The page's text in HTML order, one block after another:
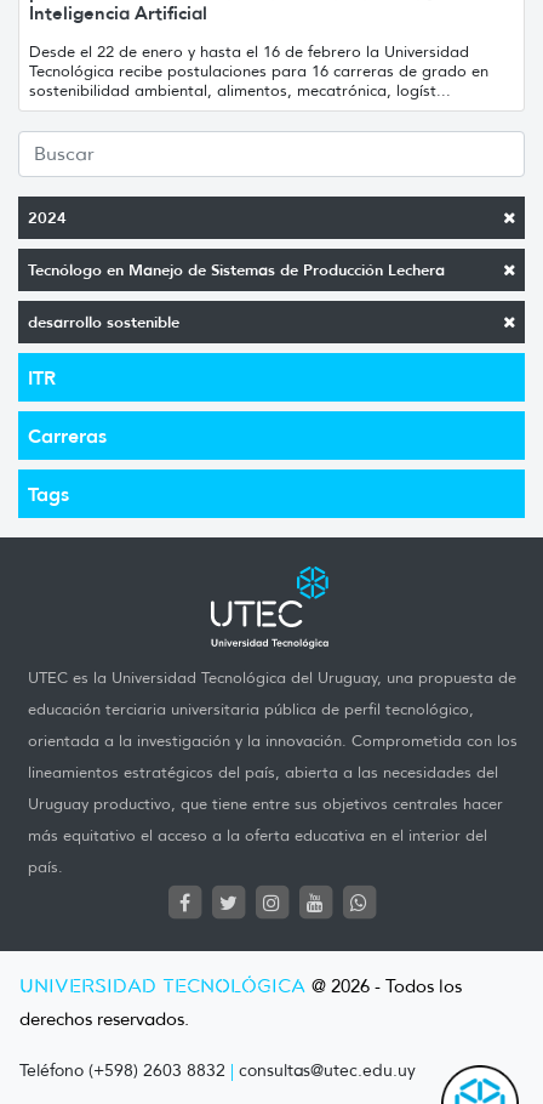
2024
Tecnólogo en Manejo de Sistemas de Producción Lechera
desarrollo sostenible
ITR
Carreras
Tags
Inteligencia Artificial
Desde el 22 de enero y hasta el 16 de febrero la Universidad
Tecnológica recibe postulaciones para 16 carreras de grado en
sostenibilidad ambiental, alimentos, mecatrónica, logíst...
UTEC es la Universidad Tecnológica del Uruguay, una propuesta de
educación terciaria universitaria pública de perfil tecnológico,
orientada a la investigación y la innovación. Comprometida con los
lineamientos estratégicos del país, abierta a las necesidades del
Uruguay productivo, que tiene entre sus objetivos centrales hacer
más equitativo el acceso a la oferta educativa en el interior del
país.
UNIVERSIDAD TECNOLÓGICA @ 2026 - Todos los
derechos reservados.
Teléfono (+598) 2603 8832 | consultas@utec.edu.uy